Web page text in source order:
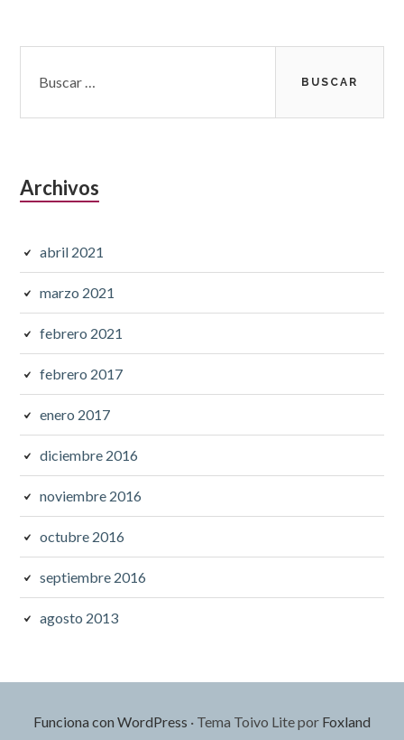
lateral
subsidiaria
Archivos
abril 2021
marzo 2021
febrero 2021
febrero 2017
enero 2017
diciembre 2016
noviembre 2016
octubre 2016
septiembre 2016
agosto 2013
Funciona con WordPress · Tema Toivo Lite por Foxland